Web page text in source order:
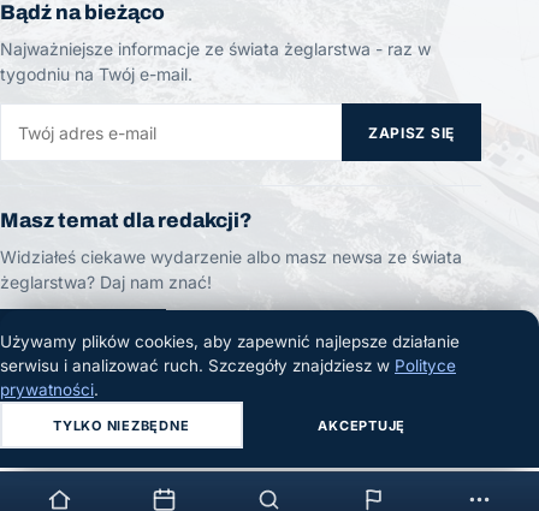
Bądź na bieżąco
Najważniejsze informacje ze świata żeglarstwa - raz w
tygodniu na Twój e-mail.
ZAPISZ SIĘ
Masz temat dla redakcji?
Widziałeś ciekawe wydarzenie albo masz newsa ze świata
żeglarstwa? Daj nam znać!
ZGŁOŚ TEMAT
© 2026 Żeglarski.info. Wszelkie prawa zastrzeżone.
Używamy plików cookies, aby zapewnić najlepsze działanie
serwisu i analizować ruch. Szczegóły znajdziesz w Polityce
prywatności.
TYLKO NIEZBĘDNE AKCEPTUJĘ